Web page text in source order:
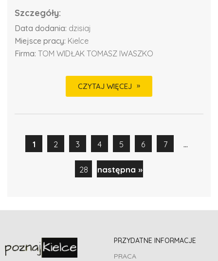
Szczegóły:
Data dodania: dzisiaj
Miejsce pracy: Kielce
Firma: TOM WIDŁAK TOMASZ IWASZKO
CZYTAJ WIĘCEJ
1 2 3 4 5 6 7 ...
28 następna »
PRZYDATNE INFORMACJE
PRACA